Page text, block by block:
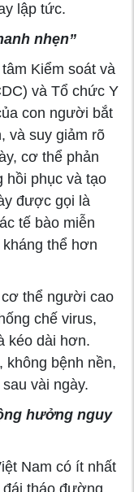
lập tức.
nhẹn”
Kiểm soát và
và Tổ chức Y
con người bắt
và suy giảm rõ
cơ thể phản
hồi phục và tạo
được gọi là
tế bào miễn
thể hơn
thể người cao
chế virus,
kéo dài hơn.
không bệnh nền,
vài ngày.
hưởng nguy
Nam có ít nhất